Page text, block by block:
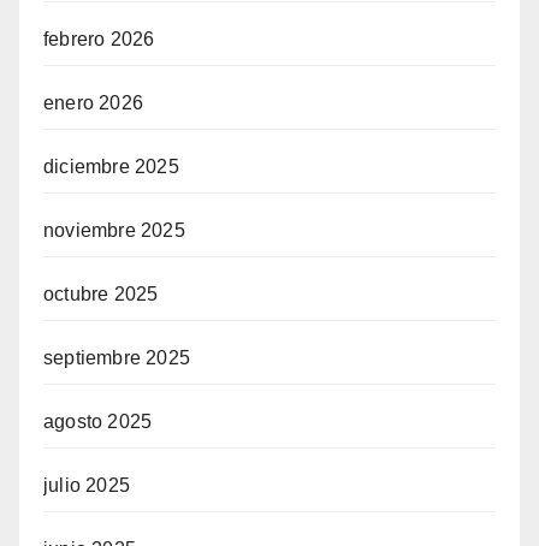
febrero 2026
enero 2026
diciembre 2025
noviembre 2025
octubre 2025
septiembre 2025
agosto 2025
julio 2025